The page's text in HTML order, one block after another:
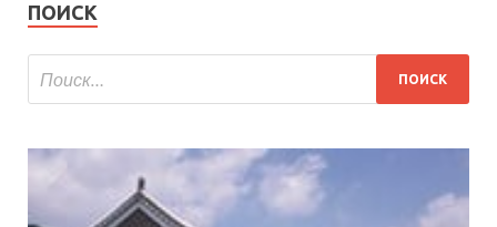
ПОИСК